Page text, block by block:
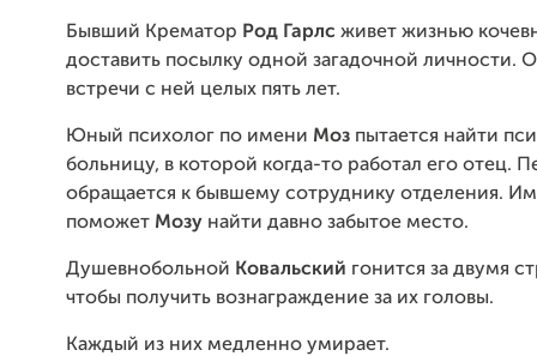
Бывший Крематор Род Гарлс живет жизнью
доставить посылку одной загадочной личности.
встречи с ней целых пять лет.
Юный психолог по имени Моз пытается найти
больницу, в которой когда-то работал его отец.
обращается к бывшему сотруднику отделения.
поможет Мозу найти давно забытое место.
Душевнобольной Ковальский гонится за двумя
чтобы получить вознаграждение за их головы.
Каждый из них медленно умирает.